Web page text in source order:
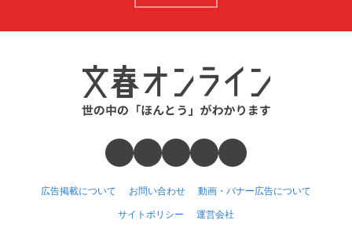
広告掲載について お問い合わせ 動画・バナー広告について
サイトポリシー 運営会社